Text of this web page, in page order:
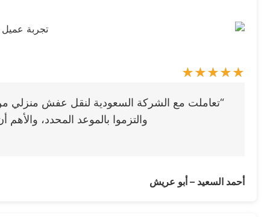
“تعاملت مع الشركة السعودية لنقل عفش منزلي
والتزموا بالموعد المحدد،
أحمد السعيد – أبو عريش